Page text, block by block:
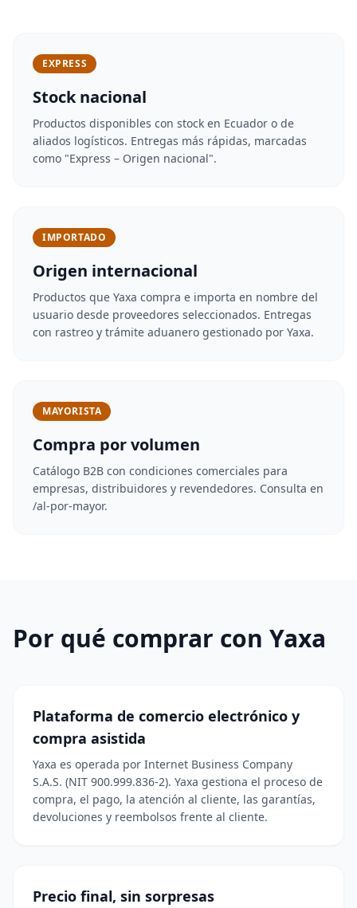
EXPRESS
Stock nacional
Productos disponibles con stock en Ecuador o de
aliados logísticos. Entregas más rápidas, marcadas
como "Express – Origen nacional".
IMPORTADO
Origen internacional
Productos que Yaxa compra e importa en nombre del
usuario desde proveedores seleccionados. Entregas
con rastreo y trámite aduanero gestionado por Yaxa.
MAYORISTA
Compra por volumen
Catálogo B2B con condiciones comerciales para
empresas, distribuidores y revendedores. Consulta en
/al-por-mayor.
Por qué comprar con Yaxa
Plataforma de comercio electrónico y
compra asistida
Yaxa es operada por Internet Business Company
S.A.S. (NIT 900.999.836-2). Yaxa gestiona el proceso de
compra, el pago, la atención al cliente, las garantías,
devoluciones y reembolsos frente al cliente.
Precio final, sin sorpresas